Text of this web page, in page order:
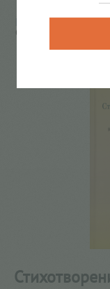
Стихотворения.